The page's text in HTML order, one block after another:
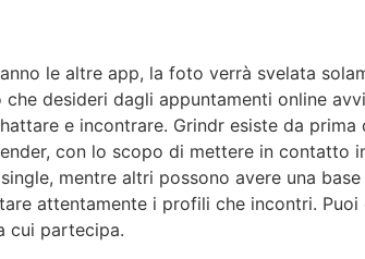
le altre app, la foto verrà svelata
desideri dagli appuntamenti online
e incontrare. Grindr esiste da
con lo scopo di mettere in contatto
mentre altri possono avere una
attentamente i profili che incontri.
cui partecipa.